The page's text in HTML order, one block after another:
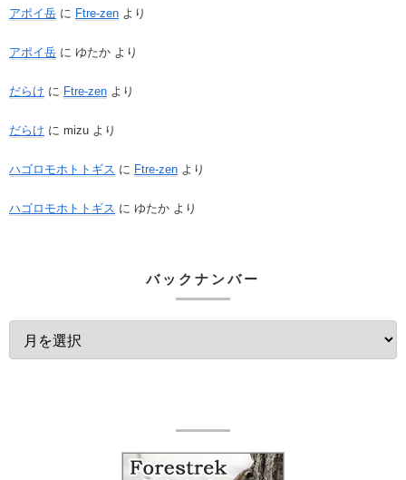
アポイ岳 に Ftre-zen より
アポイ岳 に ゆたか より
だらけ に Ftre-zen より
だらけ に mizu より
ハゴロモホトトギス に Ftre-zen より
ハゴロモホトトギス に ゆたか より
バックナンバー